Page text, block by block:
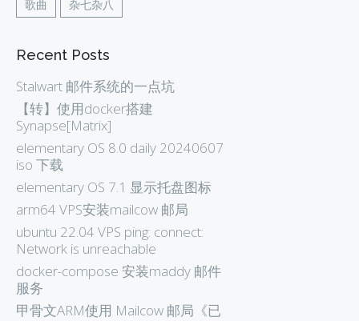
歌曲 杂七杂八
Recent Posts
Stalwart 邮件系统的一点坑
【转】使用docker搭建
Synapse[Matrix]
elementary OS 8.0 daily 20240607
iso 下载
elementary OS 7.1 显示托盘图标
arm64 VPS安装mailcow 邮局
ubuntu 22.04 VPS ping: connect:
Network is unreachable
docker-compose 安装maddy 邮件
服务
甲骨文ARM使用 Mailcow 邮局《已